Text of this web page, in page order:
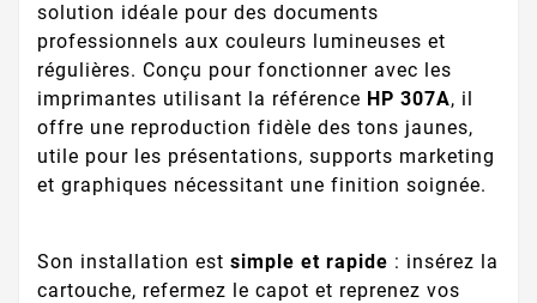
solution idéale pour des documents
professionnels aux couleurs lumineuses et
régulières. Conçu pour fonctionner avec les
imprimantes utilisant la référence HP 307A, il
offre une reproduction fidèle des tons jaunes,
utile pour les présentations, supports marketing
et graphiques nécessitant une finition soignée.
Son installation est simple et rapide : insérez la
cartouche, refermez le capot et reprenez vos